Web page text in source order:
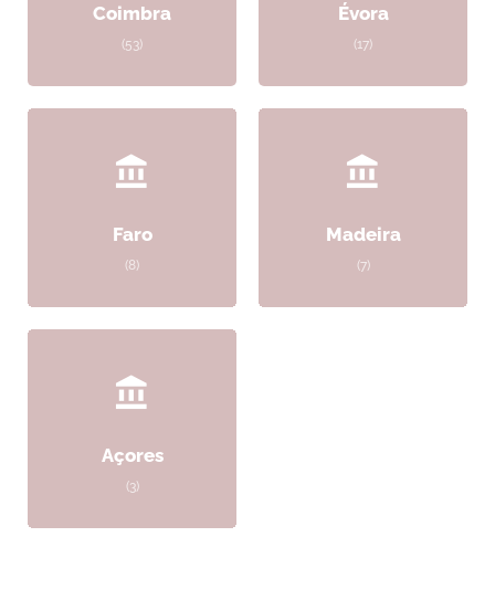
Coimbra
(53)
Évora
(17)
Faro
(8)
Madeira
(7)
Açores
(3)